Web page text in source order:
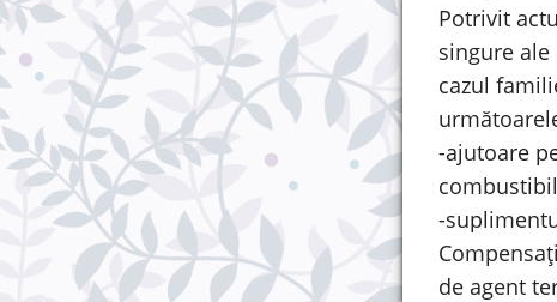
Potrivit
singure
cazul
-ajutoare
-
de agent